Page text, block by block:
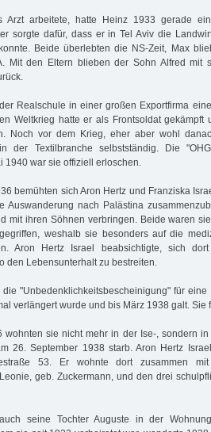
Arzt arbeitete, hatte Heinz 1933 gerade
sorgte dafür, dass er in Tel Aviv die
Beide überlebten die NS-Zeit, Max
Mit den Eltern blieben der Sohn Alfred mit
Realschule in einer großen Exportfirma
Weltkrieg hatte er als Frontsoldat gekämpft
Noch vor dem Krieg, eher aber wohl
der Textilbranche selbstständig. Die
1940 war sie offiziell erloschen.
bemühten sich Aron Hertz und Franziska
Auswanderung nach Palästina
mit ihren Söhnen verbringen. Beide waren
weshalb sie besonders auf die
Aron Hertz Israel beabsichtigte, sich
den Lebensunterhalt zu bestreiten.
"Unbedenklichkeitsbescheinigung" für eine
verlängert wurde und bis März 1938 galt. Sie
wohnten sie nicht mehr in der Ise-, sondern
26. September 1938 starb. Aron Hertz
53. Er wohnte dort zusammen
geb. Zuckermann, und den drei
seine Tochter Auguste in der